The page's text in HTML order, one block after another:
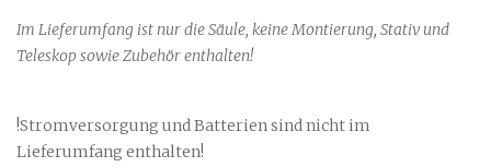
Im Lieferumfang ist nur die Säule, keine Montierung, Stativ und
Teleskop sowie Zubehör enthalten!
!Stromversorgung und Batterien sind nicht im
Lieferumfang enthalten!